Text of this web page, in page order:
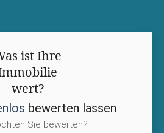
ist Ihre
wert?
bewerten lassen
Sie bewerten?